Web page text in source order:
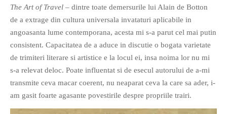
mind games, then this is the
book for you. Take the
challenge of creating your
own acrostics and describing
famous movies by using the
very letters of their titles!
RASFOIESTE
The Art of Travel – dintre toate demersurile lui Alain de Botton
de a extrage din cultura universala invataturi aplicabile in
angoasanta lume contemporana, acesta mi s-a parut cel mai putin
consistent. Capacitatea de a aduce in discutie o bogata varietate
de trimiteri literare si artistice e la locul ei, insa noima lor nu mi
s-a relevat deloc. Poate influentat si de esecul autorului de a-mi
transmite ceva macar coerent, nu neaparat ceva la care sa ader, i-
am gasit foarte agasante povestirile despre propriile trairi.